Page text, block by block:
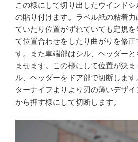
この様にして切り出したウインド
の貼り付けます。ラベル紙の粘着
ていたり位置がずれていても定規
て位置合わせをしたり曲がりを修
す。また車端部はシル、ヘッダー
ませます。この様にして位置が決
ル、ヘッダーをドア部で切断しま
ターナイフよりより刃の薄いデザ
から押す様にして切断します。